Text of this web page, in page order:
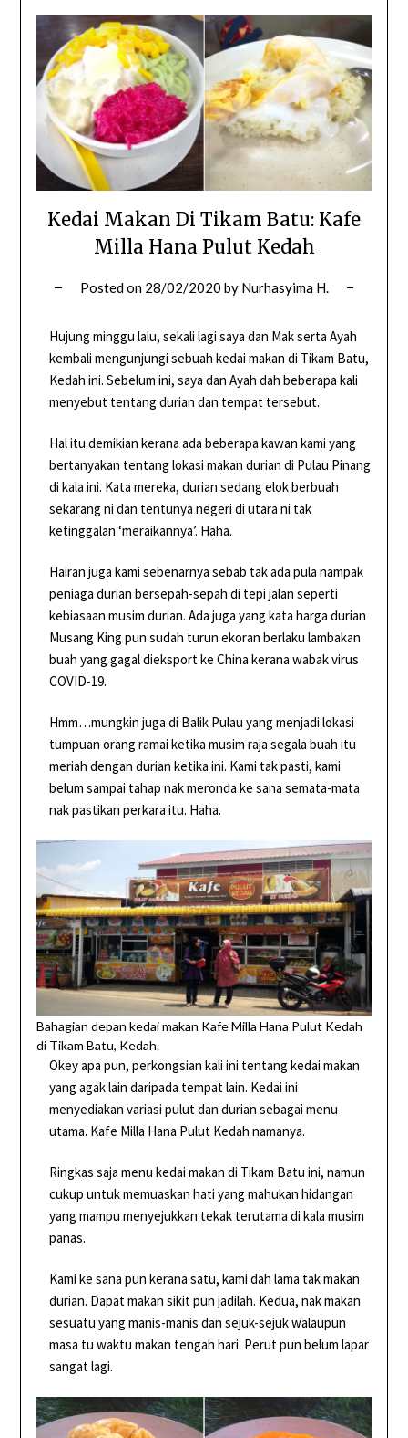
Kedai Makan Di Tikam Batu: Kafe
Milla Hana Pulut Kedah
Posted on 28/02/2020 by Nurhasyima H.
Hujung minggu lalu, sekali lagi saya dan Mak serta Ayah
kembali mengunjungi sebuah kedai makan di Tikam Batu,
Kedah ini. Sebelum ini, saya dan Ayah dah beberapa kali
menyebut tentang durian dan tempat tersebut.
Hal itu demikian kerana ada beberapa kawan kami yang
bertanyakan tentang lokasi makan durian di Pulau Pinang
di kala ini. Kata mereka, durian sedang elok berbuah
sekarang ni dan tentunya negeri di utara ni tak
ketinggalan ‘meraikannya’. Haha.
Hairan juga kami sebenarnya sebab tak ada pula nampak
peniaga durian bersepah-sepah di tepi jalan seperti
kebiasaan musim durian. Ada juga yang kata harga durian
Musang King pun sudah turun ekoran berlaku lambakan
buah yang gagal dieksport ke China kerana wabak virus
COVID-19.
Hmm…mungkin juga di Balik Pulau yang menjadi lokasi
tumpuan orang ramai ketika musim raja segala buah itu
meriah dengan durian ketika ini. Kami tak pasti, kami
belum sampai tahap nak meronda ke sana semata-mata
nak pastikan perkara itu. Haha.
Bahagian depan kedai makan Kafe Milla Hana Pulut Kedah
di Tikam Batu, Kedah.
Okey apa pun, perkongsian kali ini tentang kedai makan
yang agak lain daripada tempat lain. Kedai ini
menyediakan variasi pulut dan durian sebagai menu
utama. Kafe Milla Hana Pulut Kedah namanya.
Ringkas saja menu kedai makan di Tikam Batu ini, namun
cukup untuk memuaskan hati yang mahukan hidangan
yang mampu menyejukkan tekak terutama di kala musim
panas.
Kami ke sana pun kerana satu, kami dah lama tak makan
durian. Dapat makan sikit pun jadilah. Kedua, nak makan
sesuatu yang manis-manis dan sejuk-sejuk walaupun
masa tu waktu makan tengah hari. Perut pun belum lapar
sangat lagi.